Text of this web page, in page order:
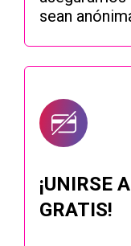
sean
¡UNIRSE
GRATIS!